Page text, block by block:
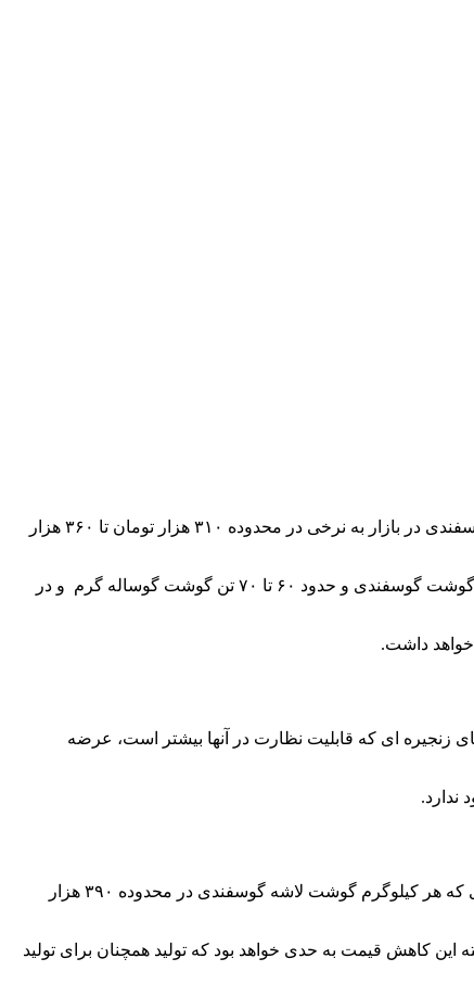
قائم مقام وزیر جهاد کشاورزی در امور تجارت و تنظیم بازار گفت:روزانه ۲۵۰ تن گوشت قرمز تا ۵ ماه آینده وارد می‌شود تا قیمت گوشت گوسفندی در بازار به نرخی در محدوده ۳۱۰ هزار تومان تا ۳۶۰ هزار
؛ علیرضا پیمان پاک، قائم مقام وزیر جهاد کشاورزی در امور تجارت و تنظیم بازار اظهار داشت: روزانه ۱۰۰ تا ۱۳۰ تن گوشت گوسفندی و حدود ۶۰ تا ۷۰ تن گوشت گوساله گرم و در
زنجیره ای که قابلیت نظارت در آنها بیشتر است، عرضه
پیمان پاک گفت: با عرضه گوشت های تنظیم بازاری، قیمت گوشت های غیر تنظیم بازاری نیز حدود ۵۰ هزار تومان کاهش یافته است به طوری که هر کیلوگرم گوشت لاشه گوسفندی در محدوده ۳۹۰ هزار
بازار قیمت لاشه گوشت گوسفندی به ۳۱۰ تا ۳۶۰ هزار تومان کاهش یابد؛ البته این کاهش قیمت به حدی خواهد بود که تولید همچنان برای تولید